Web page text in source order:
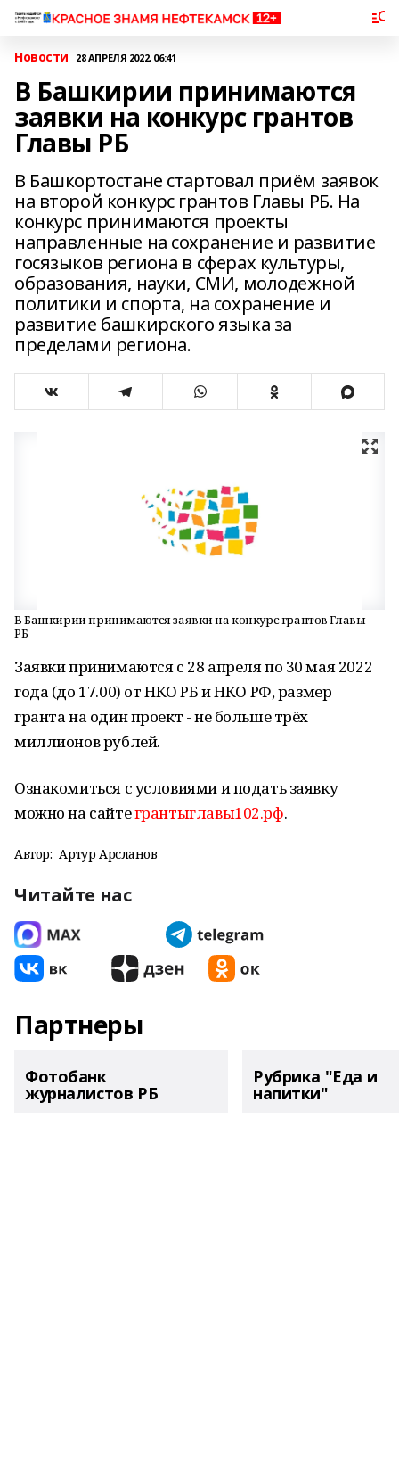
Новости 28 АПРЕЛЯ 2022, 06:41
В Башкирии принимаются
заявки на конкурс грантов
Главы РБ
В Башкортостане стартовал приём заявок
на второй конкурс грантов Главы РБ. На
конкурс принимаются проекты
направленные на сохранение и развитие
госязыков региона в сферах культуры,
образования, науки, СМИ, молодежной
политики и спорта, на сохранение и
развитие башкирского языка за
пределами региона.
В Башкирии принимаются заявки на конкурс грантов Главы
РБ
Заявки принимаются с 28 апреля по 30 мая 2022
года (до 17.00) от НКО РБ и НКО РФ, размер
гранта на один проект - не больше трёх
миллионов рублей.
Ознакомиться с условиями и подать заявку
можно на сайтегрантыглавы102.рф.
Автор: Артур Арсланов
Читайте нас
Партнеры
Фотобанк
журналистов РБ
Рубрика "Еда и
напитки"